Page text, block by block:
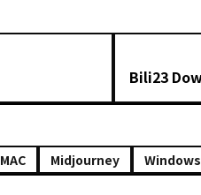
MAC Midjourney Windows